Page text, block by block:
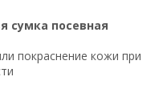
сумка посевная
покраснение кожи при